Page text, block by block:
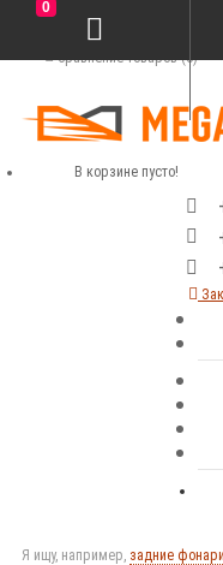
Сравнение товаров (0)
Я ищу, например, задние
0
В корзине пусто!